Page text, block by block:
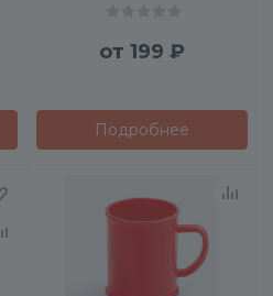
от 199 ₽
Подробнее